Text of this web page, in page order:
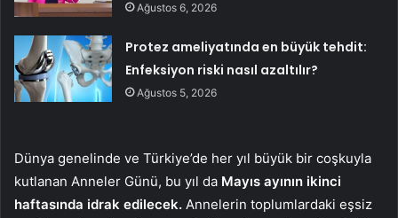
Ağustos 6, 2026
Protez ameliyatında en büyük tehdit:
Enfeksiyon riski nasıl azaltılır?
Ağustos 5, 2026
Dünya genelinde ve Türkiye’de her yıl büyük bir coşkuyla
kutlanan Anneler Günü, bu yıl da Mayıs ayının ikinci
haftasında idrak edilecek. Annelerin toplumlardaki eşsiz